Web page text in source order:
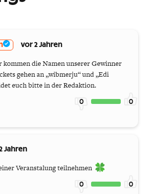
vor 2 Jahren
kommen die Namen unserer Gewinner
gehen an „wibmerju“ und „Edi
euch bitte in der Redaktion.
0 0
Jahren
Veranstalung teilnehmen
0 0